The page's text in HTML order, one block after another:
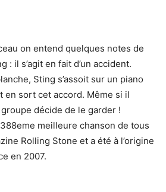
on entend quelques notes de
: il s’agit en fait d’un accident.
Sting s’assoit sur un piano
en sort cet accord. Même si il
décide de le garder !
meilleure chanson de tous
Rolling Stone et a été à l’origine
en 2007.